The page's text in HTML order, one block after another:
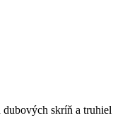
skríň a